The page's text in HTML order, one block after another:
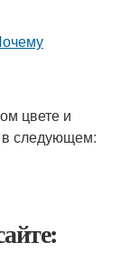
цвете и
в следующем: